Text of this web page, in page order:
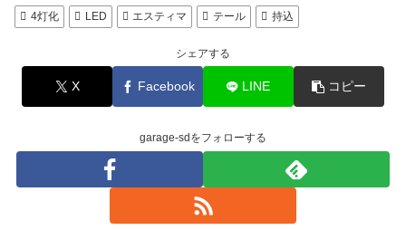
4灯化 LED エスティマ テール 持込
シェアする
X Facebook LINE コピー
garage-sdをフォローする